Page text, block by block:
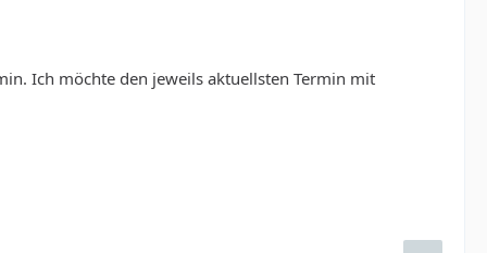
Ich möchte den jeweils aktuellsten Termin mit